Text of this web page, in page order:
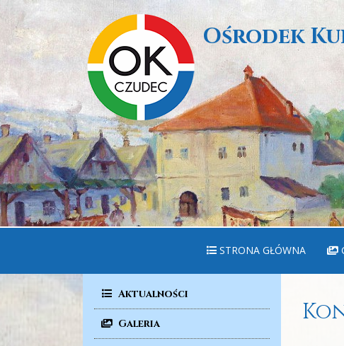
Ośrodek
STRONA GŁÓWNA
Aktualności
Galeria